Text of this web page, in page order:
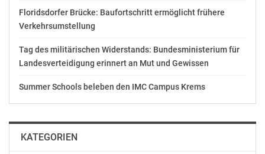
Pressekontakt:
ZDF Presse und Information
Floridsdorfer Brücke: Baufortschritt ermöglicht frühere
Verkehrsumstellung
Tag des militärischen Widerstands: Bundesministerium für
Landesverteidigung erinnert an Mut und Gewissen
Summer Schools beleben den IMC Campus Krems
KATEGORIEN